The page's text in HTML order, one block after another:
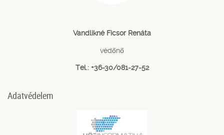
Vandlikné Ficsor Renáta
védőnő
Tel.: +36-30/081-27-52
Adatvédelem